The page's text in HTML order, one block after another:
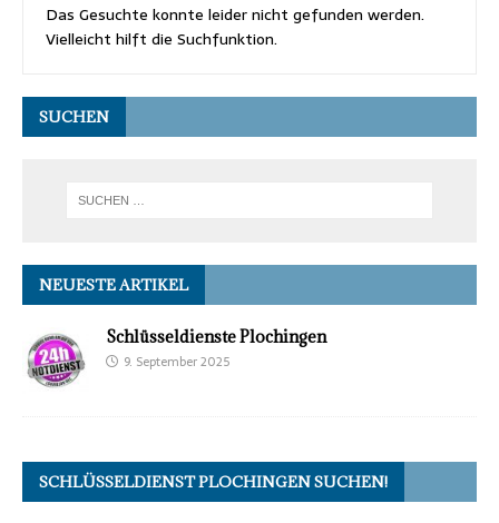
Das Gesuchte konnte leider nicht gefunden werden.
Vielleicht hilft die Suchfunktion.
SUCHEN
NEUESTE ARTIKEL
Schlüsseldienste Plochingen
9. September 2025
SCHLÜSSELDIENST PLOCHINGEN SUCHEN!